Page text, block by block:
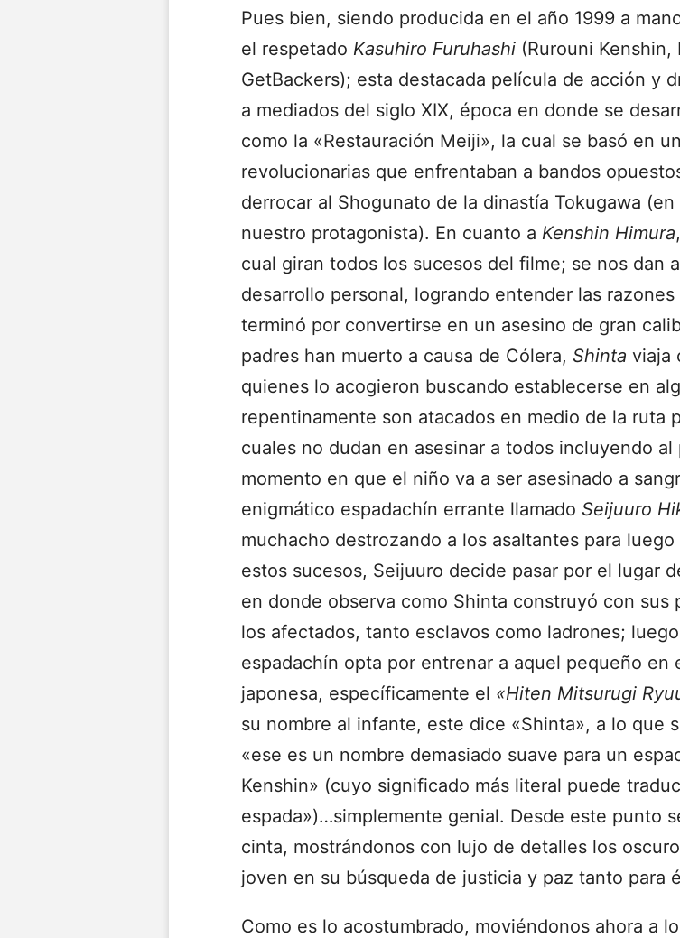
Pues bien, siendo producida en el año 1999 a
el respetado Kasuhiro Furuhashi (Rurouni
GetBackers); esta destacada película de acción y
a mediados del siglo XIX, época en donde se
como la «Restauración Meiji», la cual se basó en
revolucionarias que enfrentaban a bandos
derrocar al Shogunato de la dinastía Tokugawa
nuestro protagonista). En cuanto a Kenshin Himura
cual giran todos los sucesos del filme; se nos dan
desarrollo personal, logrando entender las
terminó por convertirse en un asesino de gran
padres han muerto a causa de Cólera, Shinta viaja
quienes lo acogieron buscando establecerse en
repentinamente son atacados en medio de la ruta
cuales no dudan en asesinar a todos incluyendo
momento en que el niño va a ser asesinado a
enigmático espadachín errante llamado Seijuuro
muchacho destrozando a los asaltantes para
estos sucesos, Seijuuro decide pasar por el lugar
en donde observa como Shinta construyó con sus
los afectados, tanto esclavos como ladrones;
espadachín opta por entrenar a aquel pequeño en
japonesa, específicamente el «Hiten Mitsurugi
su nombre al infante, este dice «Shinta», a lo que
«ese es un nombre demasiado suave para un
Kenshin» (cuyo significado más literal puede
espada»)…simplemente genial. Desde este punto
cinta, mostrándonos con lujo de detalles los
joven en su búsqueda de justicia y paz tanto para
Como es lo acostumbrado, moviéndonos ahora a